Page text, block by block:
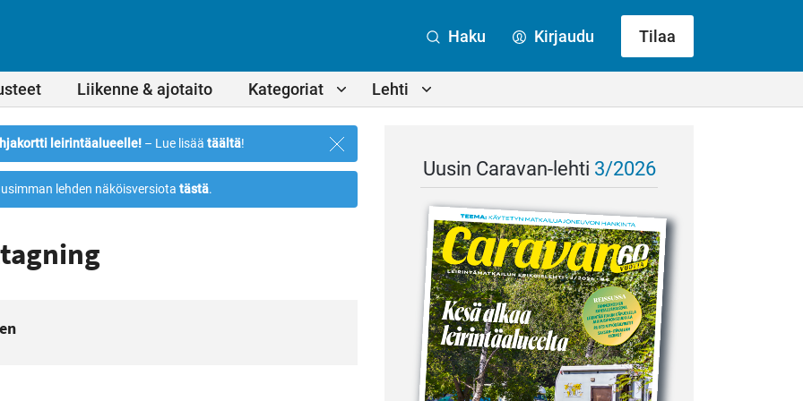
Liikenne & ajotaito Kategoriat Lehti
Haku Kirjaudu Tilaa
leirintäalueelle! – Lue lisää täältä!
Sulje
ilmoitus
lehden näköisversiota tästä.
Uusin Caravan-lehti 3/2026